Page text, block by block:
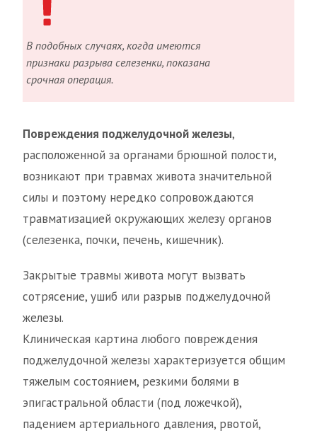
В подобных случаях, когда имеются
признаки разрыва селезенки, показана
срочная операция.
Повреждения поджелудочной железы,
расположенной за органами брюшной полости,
возникают при травмах живота значительной
силы и поэтому нередко сопровождаются
травматизацией окружающих железу органов
(селезенка, почки, печень, кишечник).
Закрытые травмы живота могут вызвать
сотрясение, ушиб или разрыв поджелудочной
железы.
Клиническая картина любого повреждения
поджелудочной железы характеризуется общим
тяжелым состоянием, резкими болями в
эпигастральной области (под ложечкой),
падением артериального давления, рвотой,